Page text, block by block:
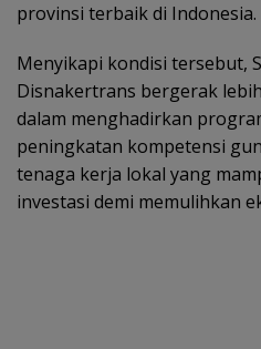
provinsi terbaik di Indonesia.
Menyikapi kondisi tersebut,
Disnakertrans bergerak
dalam menghadirkan
peningkatan kompetensi
tenaga kerja lokal yang
investasi demi memulihkan